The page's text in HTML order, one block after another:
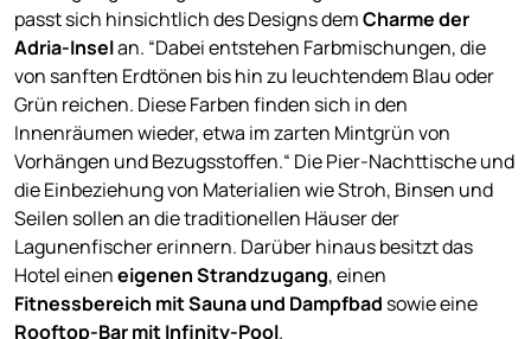
passt sich hinsichtlich des Designs demCharme der
Adria-Inselan. “Dabei entstehen Farbmischungen, die
von sanften Erdtönen bis hin zu leuchtendem Blau oder
Grün reichen. Diese Farben finden sich in den
Innenräumen wieder, etwa im zarten Mintgrün von
Vorhängen und Bezugsstoffen.“ Die Pier-Nachttische und
die Einbeziehung von Materialien wie Stroh, Binsen und
Seilen sollen an die traditionellen Häuser der
Lagunenfischer erinnern. Darüber hinaus besitzt das
Hotel eineneigenen Strandzugang, einen
Fitnessbereich mit Sauna und Dampfbad sowie eine
Rooftop-Bar mit Infinity-Pool.